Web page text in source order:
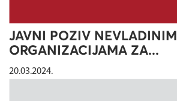
JAVNI POZIV NEVLADINIM
ORGANIZACIJAMA ZA...
20.03.2024.